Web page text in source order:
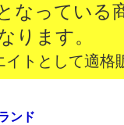
なっている
ります。
トとして適格
ンド